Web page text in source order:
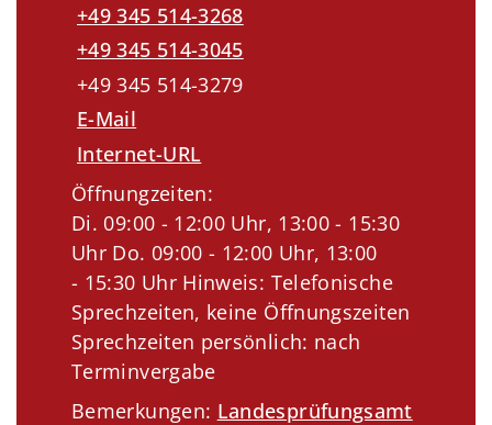
+49 345 514-3268
+49 345 514-3045
+49 345 514-3279
E-Mail
Internet-URL
Öffnungzeiten:
Di. 09:00 - 12:00 Uhr, 13:00 - 15:30
Uhr Do. 09:00 - 12:00 Uhr, 13:00
- 15:30 Uhr Hinweis: Telefonische
Sprechzeiten, keine Öffnungszeiten
Sprechzeiten persönlich: nach
Terminvergabe
Bemerkungen: Landesprüfungsamt